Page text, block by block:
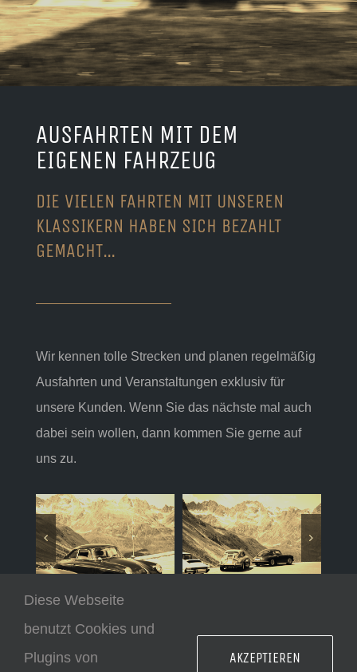
AUSFAHRTEN MIT DEM
EIGENEN FAHRZEUG
DIE VIELEN FAHRTEN MIT UNSEREN
KLASSIKERN HABEN SICH BEZAHLT
GEMACHT…
Wir kennen tolle Strecken und planen regelmäßig
Ausfahrten und Veranstaltungen exklusiv für
unsere Kunden. Wenn Sie das nächste mal auch
dabei sein wollen, dann kommen Sie gerne auf
uns zu.
Diese Webseite
benutzt Cookies und
Plugins von
AKZEPTIEREN